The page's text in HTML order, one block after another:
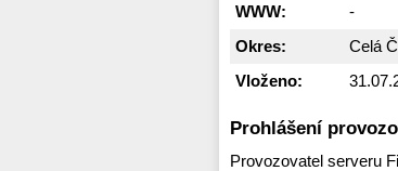
WWW:
-
Okres:
Celá
Vloženo:
Prohlášení
Provozovatel serveru